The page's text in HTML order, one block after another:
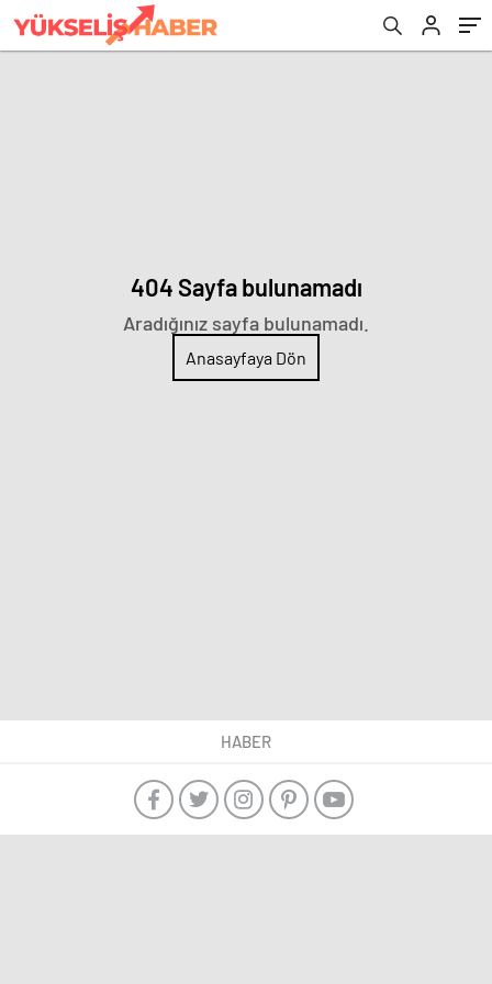
404 Sayfa bulunamadı
Aradığınız sayfa bulunamadı.
Anasayfaya Dön
HABER